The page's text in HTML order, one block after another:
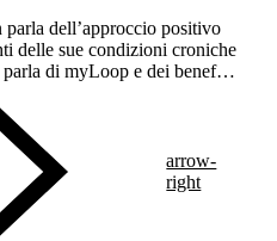
dell’approccio positivo
delle sue condizioni croniche
di myLoop e dei benefici
di insulina.
arrow-
right